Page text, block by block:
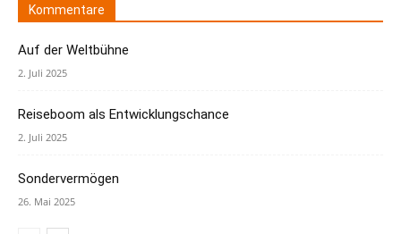
Kommentare
Auf der Weltbühne
2. Juli 2025
Reiseboom als Entwicklungschance
2. Juli 2025
Sondervermögen
26. Mai 2025